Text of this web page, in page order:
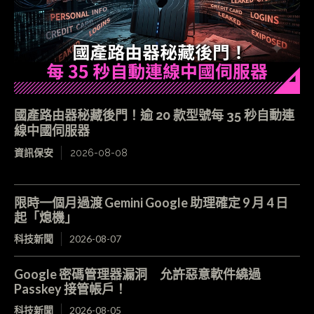
國產路由器秘藏後門！逾 20 款型號每 35 秒自動連
線中國伺服器
資訊保安 2026-08-08
限時一個月過渡 Gemini Google 助理確定 9 月 4 日
起「熄機」
科技新聞 2026-08-07
Google 密碼管理器漏洞 允許惡意軟件繞過
Passkey 接管帳戶！
科技新聞 2026-08-05